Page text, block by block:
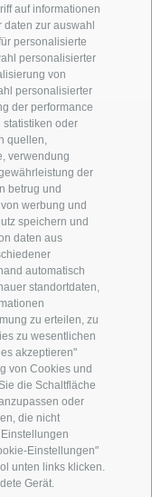
auf informationen
zur auswahl
personalisierte
personalisierter
von
personalisierter
der performance
oder
quellen,
verwendung
der
betrug und
werbung und
speichern und
daten aus
automatisch
standortdaten,
zu erteilen, zu
zu wesentlichen
akzeptieren"
von Cookies und
die Schaltfläche
oder
die nicht
Einstellungen"
unten links klicken.
Gerät.